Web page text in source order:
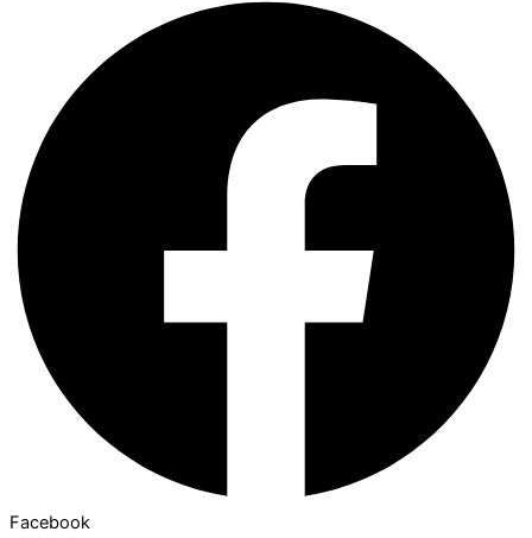
Facebook